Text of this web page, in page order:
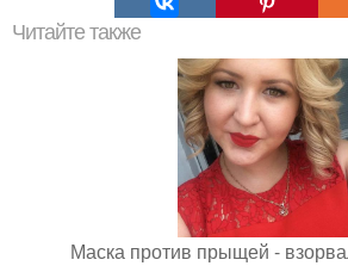
Читайте также
Маска против прыщей -